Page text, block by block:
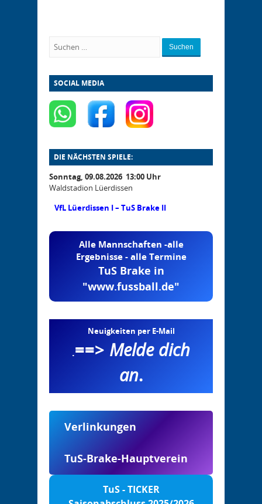
Suchen
SOCIAL MEDIA
DIE NÄCHSTEN SPIELE:
Sonntag, 09.08.2026 13:00 Uhr
Waldstadion Lüerdissen
VfL Lüerdissen I – TuS Brake II
Alle Mannschaften -alle
Ergebnisse - alle Termine
TuS Brake in
"www.fussball.de"
Neuigkeiten per E-Mail
.==> Melde dich
an.
Verlinkungen
TuS-Brake-Hauptverein
TuS - TICKER